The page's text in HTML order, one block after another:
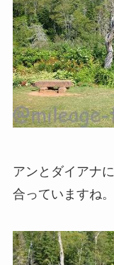
アンとダイアナ
合っていますね。